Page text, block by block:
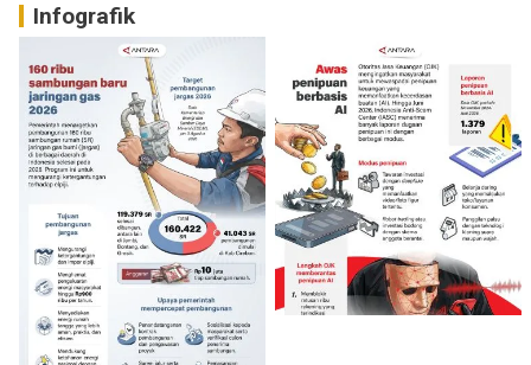
Infografik